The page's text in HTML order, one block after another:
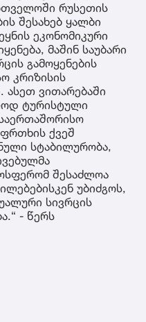
რუსეთის
შესახებ ყალბი
ეკონომიკური
მაშინ საუბარი
გამოყენების
კრიზისის
ვითარებაში
ტურისტული
ქვეშ
სტაბილურობა,
შესაძლოა
უბიძგოს,
სივრცის
- წერს